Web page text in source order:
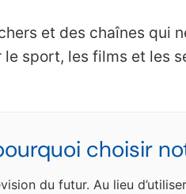
et des chaînes qui
sport, les films et les
choisir
du futur. Au lieu